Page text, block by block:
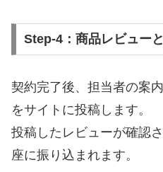
Step-4：商品レビュー
契約完了後、担当者の案
をサイトに投稿します。
投稿したレビューが確認
座に振り込まれます。